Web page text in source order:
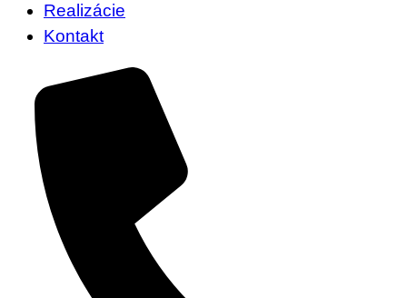
Realizácie
Kontakt